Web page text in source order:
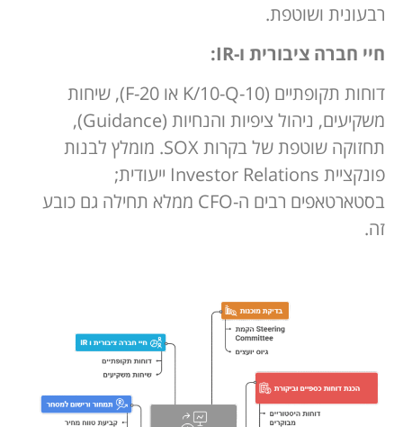
רבעונית ושוטפת.
חיי חברה ציבורית ו-IR:
דוחות תקופתיים (10-K/10-Q או 20-F), שיחות
משקיעים, ניהול ציפיות והנחיות (Guidance),
תחזוקה שוטפת של בקרות SOX. מומלץ לבנות
פונקציית Investor Relations ייעודית;
בסטארטאפים רבים ה-CFO ממלא תחילה גם כובע
זה.